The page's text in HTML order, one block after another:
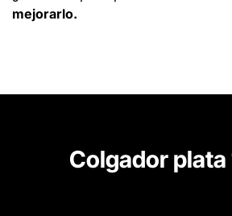
mejorarlo.
Colgador plata